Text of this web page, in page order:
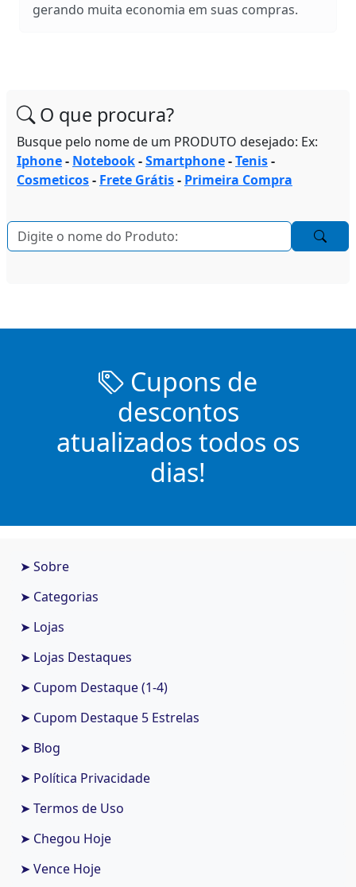
gerando muita economia em suas compras.
O que procura?
Busque pelo nome de um PRODUTO desejado: Ex:
Iphone- Notebook-Smartphone-Tenis-
Cosmeticos- Frete Grátis- Primeira Compra
Cupons de
descontos
atualizados todos os
dias!
➤ Sobre
➤ Categorias
➤ Lojas
➤ Lojas Destaques
➤ Cupom Destaque (1-4)
➤ Cupom Destaque 5 Estrelas
➤ Blog
➤ Política Privacidade
➤ Termos de Uso
➤ Chegou Hoje
➤ Vence Hoje